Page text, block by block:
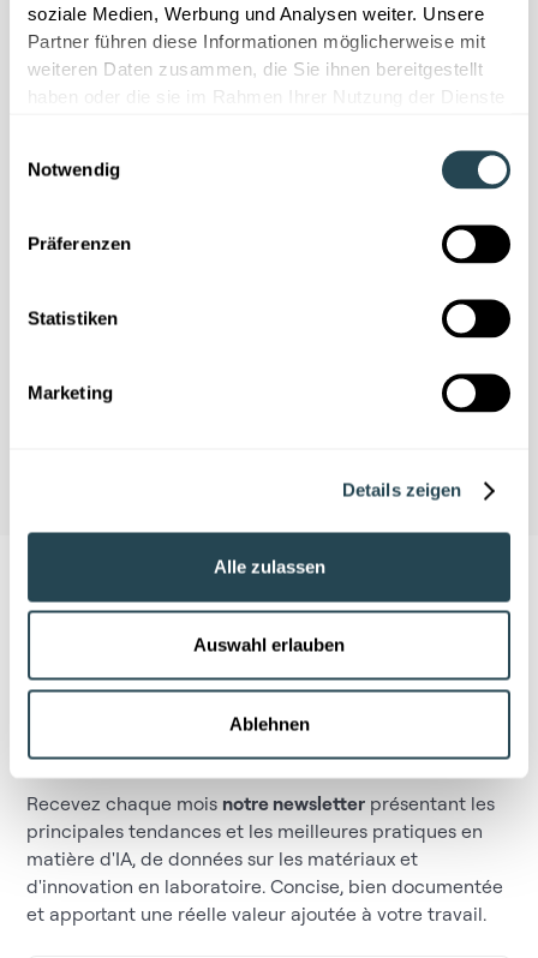
soziale Medien, Werbung und Analysen weiter. Unsere
Partner führen diese Informationen möglicherweise mit
weiteren Daten zusammen, die Sie ihnen bereitgestellt
haben oder die sie im Rahmen Ihrer Nutzung der Dienste
Notwendig
Präferenzen
Statistiken
Marketing
Details zeigen
Alle zulassen
Auswahl erlauben
Ablehnen
Ce contenu est fourni par YouTube. Si vous
caractère personnel peuvent être traitées
Ne manquez pas ce qui fait
bouger le secteur
Recevez chaque mois notre newsletter présentant les
principales tendances et les meilleures pratiques en
matière d'IA, de données sur les matériaux et
d'innovation en laboratoire. Concise, bien documentée
et apportant une réelle valeur ajoutée à votre travail.